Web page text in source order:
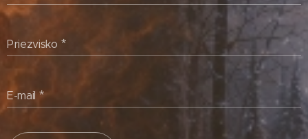
Priezvisko
E-mail